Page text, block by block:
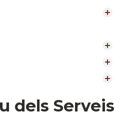
dels Serveis